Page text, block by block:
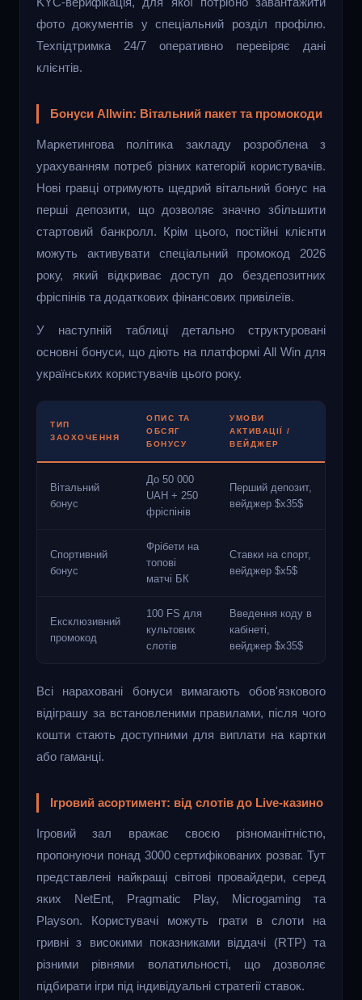
фото документів у спеціальний розділ профілю.
Техпідтримка 24/7 оперативно перевіряє дані
клієнтів.
Бонуси Allwin: Вітальний пакет та промокоди
Маркетингова політика закладу розроблена з
урахуванням потреб різних категорій користувачів.
Нові гравці отримують щедрий вітальний бонус на
перші депозити, що дозволяє значно збільшити
стартовий банкролл. Крім цього, постійні клієнти
можуть активувати спеціальний промокод 2026
року, який відкриває доступ до бездепозитних
фріспінів та додаткових фінансових привілеїв.
У наступній таблиці детально структуровані
основні бонуси, що діють на платформі All Win для
українських користувачів цього року.
ТИП
ЗАОХОЧЕННЯ
ОПИС ТА
ОБСЯГ
БОНУСУ
УМОВИ
АКТИВАЦІЇ /
ВЕЙДЖЕР
Вітальний
бонус
До 50 000
UAH + 250
фріспінів
Перший депозит,
вейджер $x35$
Спортивний
бонус
Фрібети на
топові
матчі БК
Ставки на спорт,
вейджер $x5$
Ексклюзивний
промокод
100 FS для
культових
слотів
Введення коду в
кабінеті,
вейджер $x35$
Всі нараховані бонуси вимагають обов'язкового
відіграшу за встановленими правилами, після чого
кошти стають доступними для виплати на картки
або гаманці.
Ігровий асортимент: від слотів до Live-казино
Ігровий зал вражає своєю різноманітністю,
пропонуючи понад 3000 сертифікованих розваг. Тут
представлені найкращі світові провайдери, серед
яких NetEnt, Pragmatic Play, Microgaming та
Playson. Користувачі можуть грати в слоти на
гривні з високими показниками віддачі (RTP) та
різними рівнями волатильності, що дозволяє
підбирати ігри під індивідуальні стратегії ставок.